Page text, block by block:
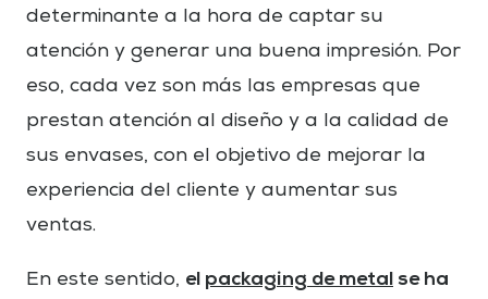
determinante a la hora de captar su
atención y generar una buena impresión. Por
eso, cada vez son más las empresas que
prestan atención al diseño y a la calidad de
sus envases, con el objetivo de mejorar la
experiencia del cliente y aumentar sus
ventas.
En este sentido, el packaging de metal se ha